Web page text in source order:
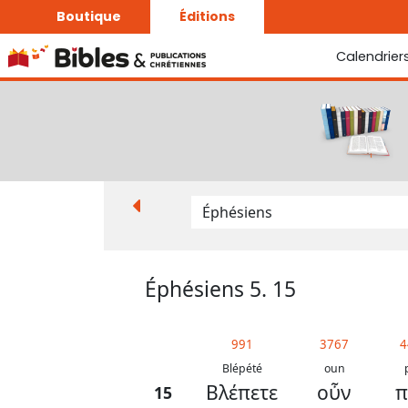
Boutique Éditions
La Bonne Semence
Le Seigneur est proche
Éphésiens 5. 15
15
991
Blépété
Βλέπετε
3767
oun
οὖν